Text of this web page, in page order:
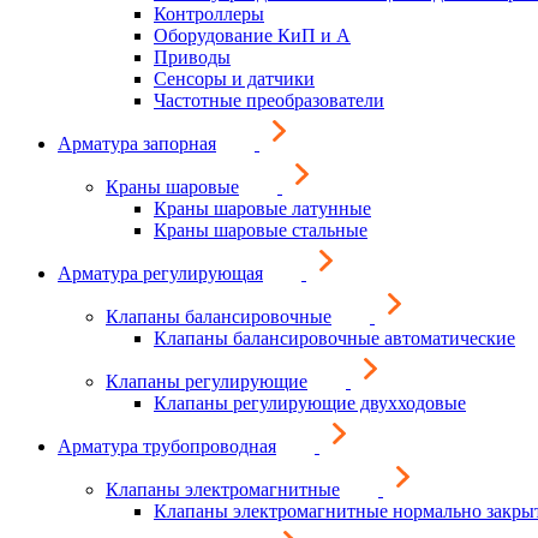
Контроллеры
Оборудование КиП и А
Приводы
Сенсоры и датчики
Частотные преобразователи
Арматура запорная
Краны шаровые
Краны шаровые латунные
Краны шаровые стальные
Арматура регулирующая
Клапаны балансировочные
Клапаны балансировочные автоматические
Клапаны регулирующие
Клапаны регулирующие двухходовые
Арматура трубопроводная
Клапаны электромагнитные
Клапаны электромагнитные нормально